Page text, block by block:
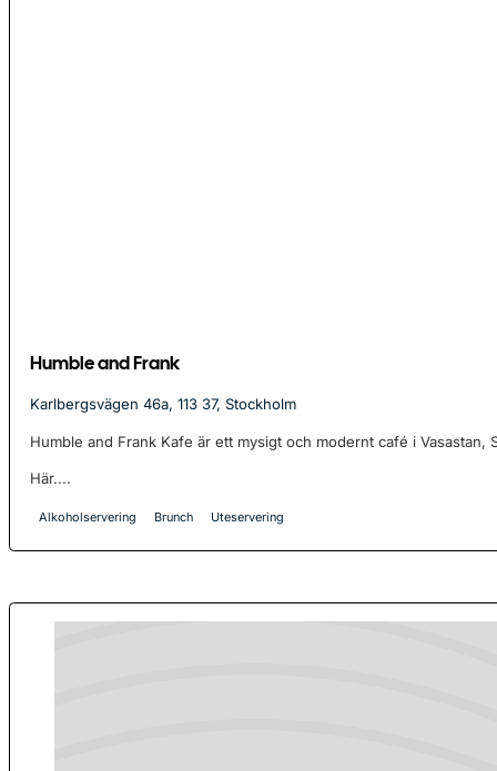
Humble and Frank
Karlbergsvägen 46a, 113 37, Stockholm
Humble and Frank Kafe är ett mysigt och modernt café i Vasastan,
Här....
Alkoholservering Brunch Uteservering